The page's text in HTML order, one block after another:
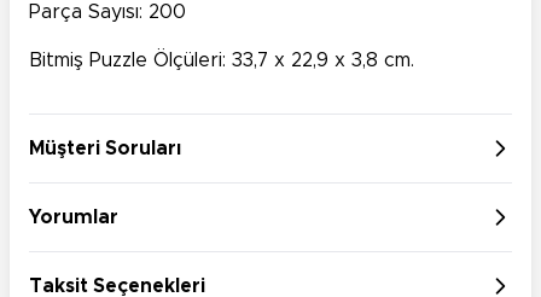
Parça Sayısı: 200
Bitmiş Puzzle Ölçüleri: 33,7 x 22,9 x 3,8 cm.
Müşteri Soruları
Yorumlar
Taksit Seçenekleri